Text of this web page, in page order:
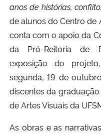
Ministério do Desenvolvimento
Controladoria-Geral da União
Ministério da Mulher, da Família e
Secretaria-Geral
anos de histórias,
de alunos do Centro de
conta com o apoio da
da Pró-Reitoria de
exposição do
segunda, 19 de
discentes da
de Artes Visuais da
As obras e as